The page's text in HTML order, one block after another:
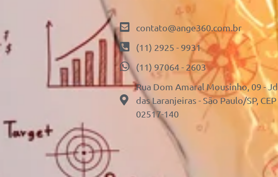
contato@ange360.com.br
(11) 2925 - 9931
(11) 97064 - 2603
Rua Dom Amaral Mousinho, 09 - Jd
das Laranjeiras - São Paulo/SP, CEP
02517-140